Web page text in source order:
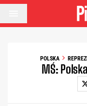
Przejdź do treści
POLSKA
MŚ: